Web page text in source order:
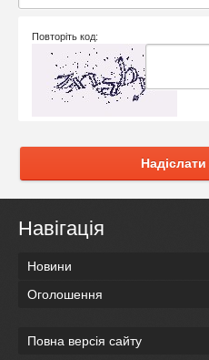
Повторіть код:
Навігація
Новини
Оголошення
Повна версія сайту